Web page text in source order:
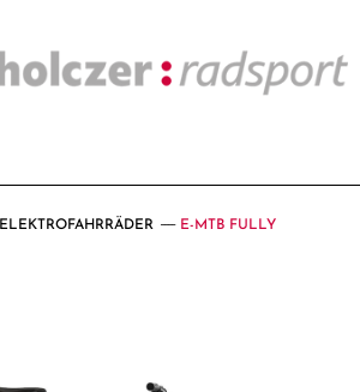
ELEKTROFAHRRÄDER E-MTB FULLY